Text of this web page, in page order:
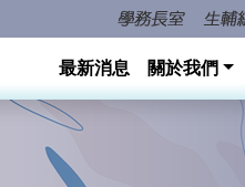
最新消息 關於我們